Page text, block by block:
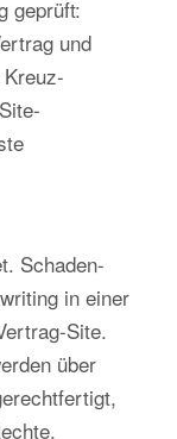
geprüft:
und
Schaden-
in einer
Site.
über